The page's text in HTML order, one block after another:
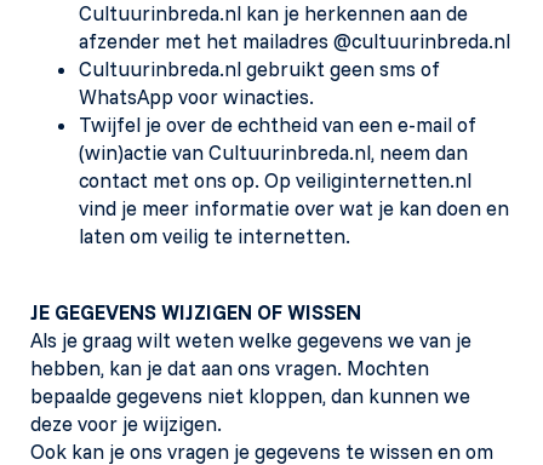
Cultuurinbreda.nl kan je herkennen aan de
afzender met het mailadres @cultuurinbreda.nl
Cultuurinbreda.nl gebruikt geen sms of
WhatsApp voor winacties.
Twijfel je over de echtheid van een e-mail of
(win)actie van Cultuurinbreda.nl, neem dan
contact met ons op. Op veiliginternetten.nl
vind je meer informatie over wat je kan doen en
laten om veilig te internetten.
JE GEGEVENS WIJZIGEN OF WISSEN
Als je graag wilt weten welke gegevens we van je
hebben, kan je dat aan ons vragen. Mochten
bepaalde gegevens niet kloppen, dan kunnen we
deze voor je wijzigen.
Ook kan je ons vragen je gegevens te wissen en om